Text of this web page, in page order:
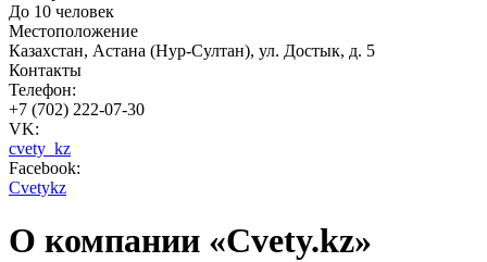
До 10 человек
Местоположение
Казахстан, Астана (Нур-Султан), ул. Достык, д. 5
Контакты
Телефон:
+7 (702) 222-07-30
VK:
cvety_kz
Facebook:
Cvetykz
О компании «Cvety.kz»